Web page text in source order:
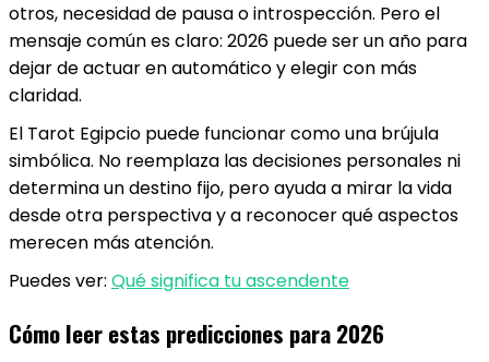
otros, necesidad de pausa o introspección. Pero el
mensaje común es claro: 2026 puede ser un año para
dejar de actuar en automático y elegir con más
claridad.
El Tarot Egipcio puede funcionar como una brújula
simbólica. No reemplaza las decisiones personales ni
determina un destino fijo, pero ayuda a mirar la vida
desde otra perspectiva y a reconocer qué aspectos
merecen más atención.
Puedes ver: Qué significa tu ascendente
Cómo leer estas predicciones para 2026